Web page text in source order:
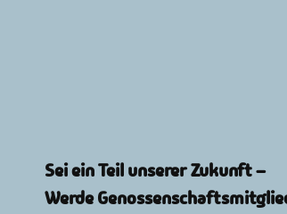
Sei ein Teil unserer Zukunft –
Werde